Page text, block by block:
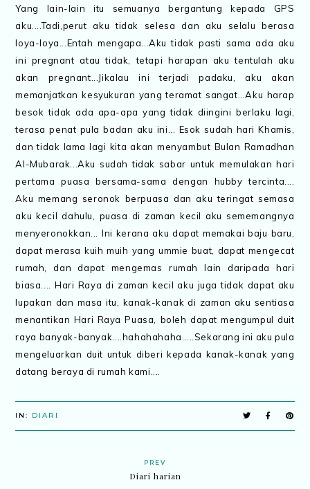
Yang lain-lain itu semuanya bergantung kepada GPS
aku....Tadi,perut aku tidak selesa dan aku selalu berasa
loya-loya...Entah mengapa...Aku tidak pasti sama ada aku
ini pregnant atau tidak, tetapi harapan aku tentulah aku
akan pregnant...Jikalau ini terjadi padaku, aku akan
memanjatkan kesyukuran yang teramat sangat...Aku harap
besok tidak ada apa-apa yang tidak diingini berlaku lagi,
terasa penat pula badan aku ini... Esok sudah hari Khamis,
dan tidak lama lagi kita akan menyambut Bulan Ramadhan
Al-Mubarak...Aku sudah tidak sabar untuk memulakan hari
pertama puasa bersama-sama dengan hubby tercinta....
Aku memang seronok berpuasa dan aku teringat semasa
aku kecil dahulu, puasa di zaman kecil aku sememangnya
menyeronokkan... Ini kerana aku dapat memakai baju baru,
dapat merasa kuih muih yang ummie buat, dapat mengecat
rumah, dan dapat mengemas rumah lain daripada hari
biasa.... Hari Raya di zaman kecil aku juga tidak dapat aku
lupakan dan masa itu, kanak-kanak di zaman aku sentiasa
menantikan Hari Raya Puasa, boleh dapat mengumpul duit
raya banyak-banyak....hahahahaha.....Sekarang ini aku pula
mengeluarkan duit untuk diberi kepada kanak-kanak yang
datang beraya di rumah kami....
IN: DIARI
PREV
Diari harian